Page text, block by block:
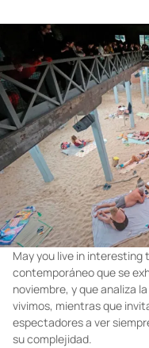
May you live in
contemporáneo que se
noviembre, y que analiza
vivimos, mientras que
espectadores a ver
su complejidad.